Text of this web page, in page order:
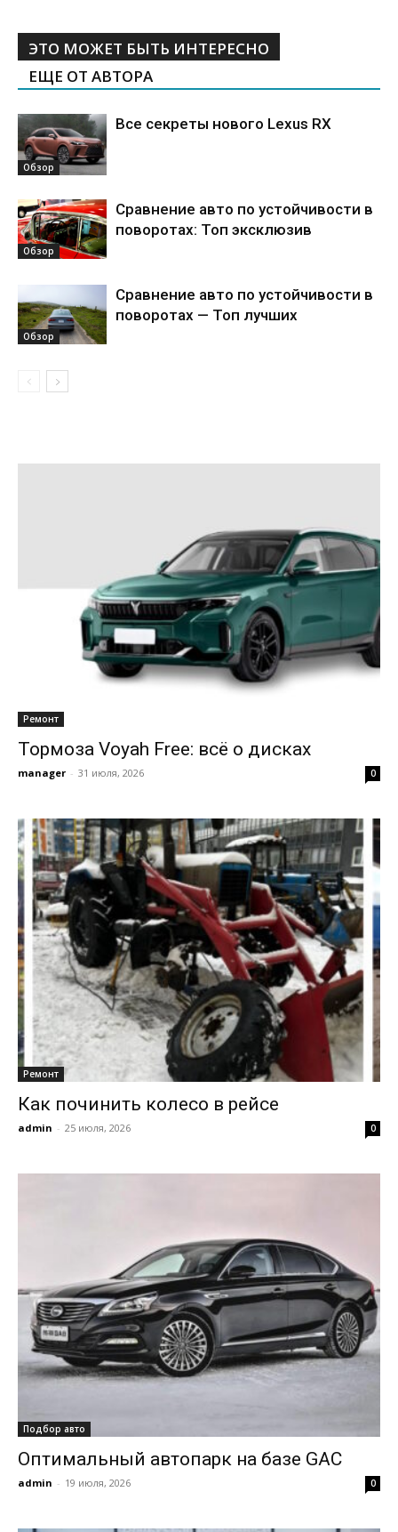
ЭТО МОЖЕТ БЫТЬ ИНТЕРЕСНО
ЕЩЕ ОТ АВТОРА
Обзор
Все секреты нового Lexus RX
Обзор
Сравнение авто по устойчивости в
поворотах: Топ эксклюзив
Обзор
Сравнение авто по устойчивости в
поворотах — Топ лучших
Ремонт
Тормоза Voyah Free: всё о дисках
manager - 31 июля, 2026 0
Ремонт
Как починить колесо в рейсе
admin - 25 июля, 2026 0
Подбор авто
Оптимальный автопарк на базе GAC
admin - 19 июля, 2026 0